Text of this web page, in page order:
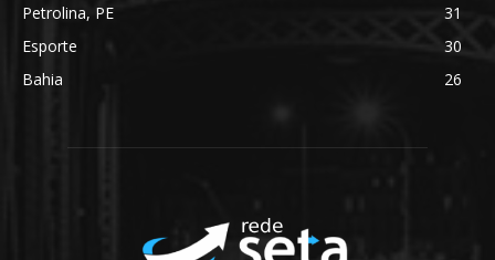
Petrolina, PE
31
Esporte
30
Bahia
26